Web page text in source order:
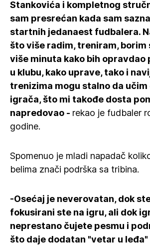
Stankovića i kompletnog
sam presrećan kada sam
startnih jedanaest fudbalera.
što više radim, treniram, borim
više minuta kako bih opravdao
u klubu, kako uprave, tako i
trenizima mogu stalno da učim
igrača, što mi takođe dosta
napredovao - rekao je fudbaler
godine.
Spomenuo je mladi napadač
belima znači podrška sa tribina.
-Osećaj je neverovatan, dok
fokusirani ste na igru, ali dok
neprestano čujete pesmu i
što daje dodatan "vetar u leđa"